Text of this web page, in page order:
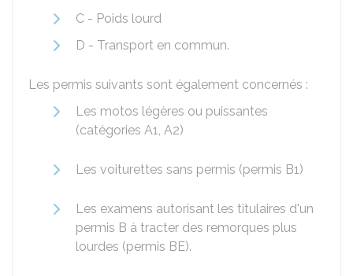
C - Poids lourd
D - Transport en commun.
Les permis suivants sont également concernés :
Les motos légères ou puissantes
(catégories A1, A2)
Les voiturettes sans permis (permis B1)
Les examens autorisant les titulaires d'un
permis B à tracter des remorques plus
lourdes (permis BE).